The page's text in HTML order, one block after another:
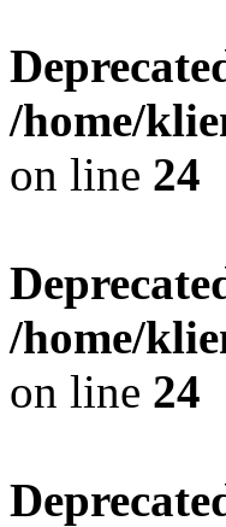
/home/
on line 24
/home/
on line 24